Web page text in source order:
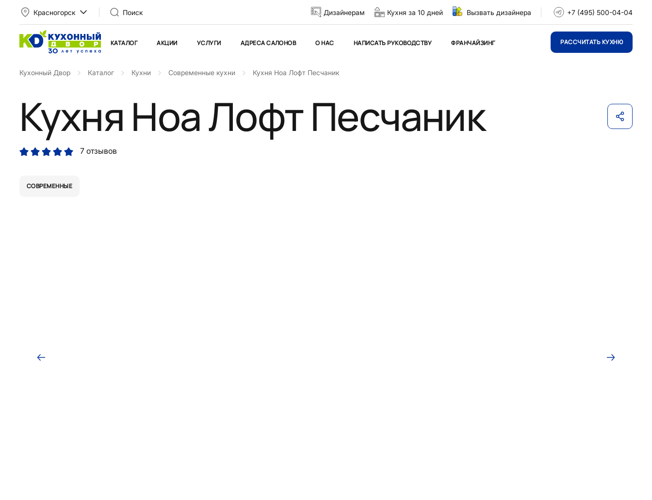
Красногорск Поиск Дизайнерам Кухня за 10 дней Вызвать дизайнера +7 (495) 500-04-04
КАТАЛОГ АКЦИИ УСЛУГИ АДРЕСА САЛОНОВ О НАС НАПИСАТЬ РУКОВОДСТВУ ФРАНЧАЙЗИНГ РАССЧИТАТЬ КУХНЮ
Кухонный Двор Каталог Кухни Современные кухни Кухня Ноа Лофт Песчаник
Кухня Ноа Лофт Песчаник
7 отзывов
СОВРЕМЕННЫЕ